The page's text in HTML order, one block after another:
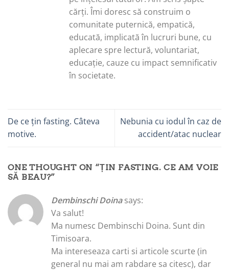
cărți. Îmi doresc să construim o
comunitate puternică, empatică,
educată, implicată în lucruri bune, cu
aplecare spre lectură, voluntariat,
educație, cauze cu impact semnificativ
în societate.
De ce țin fasting. Câteva
motive.
Nebunia cu iodul în caz de
accident/atac nuclear
ONE THOUGHT ON “ȚIN FASTING. CE AM VOIE
SĂ BEAU?”
Dembinschi Doina says:
Va salut!
Ma numesc Dembinschi Doina. Sunt din
Timisoara.
Ma intereseaza carti si articole scurte (in
general nu mai am rabdare sa citesc), dar